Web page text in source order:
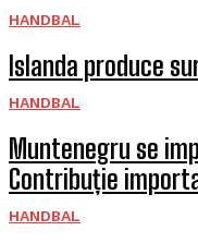
HANDBAL
Islanda produce
HANDBAL
Muntenegru se
Contribuție
HANDBAL